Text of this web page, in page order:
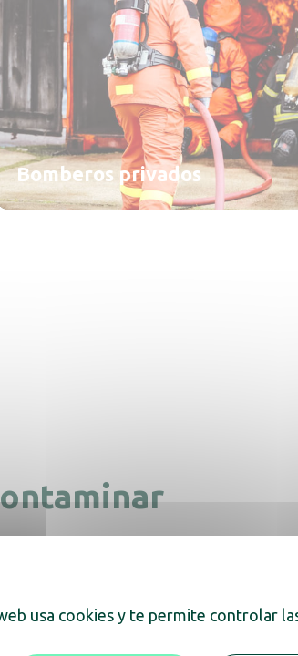
Bomberos privados
tanto en Francia
y patógenos de los EPIs
rápido, permitiendo
usa cookies y te permite controlar